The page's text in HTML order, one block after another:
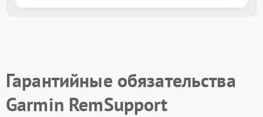
Гарантийные обязательства
Garmin RemSupport